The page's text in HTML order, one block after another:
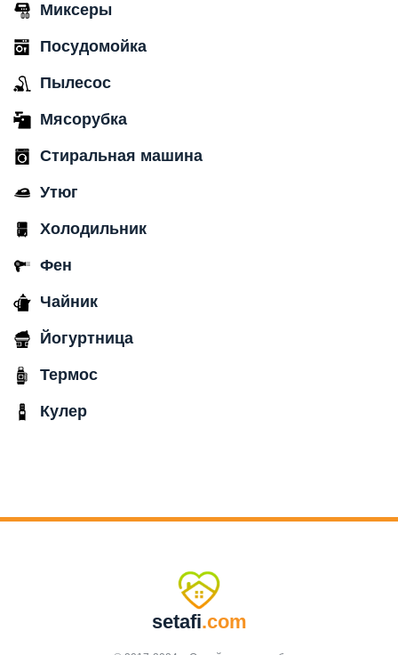
Миксеры
Посудомойка
Пылесос
Мясорубка
Стиральная машина
Утюг
Холодильник
Фен
Чайник
Йогуртница
Термос
Кулер
setafi.com